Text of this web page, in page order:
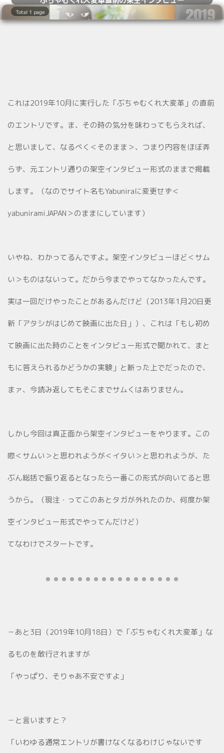
2019
10.15
Total 1 page
これは2019年10月に実行した「ぶちゃむくれ大変革」の直前
のエントリです。ま、その時の気分を味わってもらえれば、
と思いまして、なるべく＜そのまま＞、つまり内容をほぼ弄
らず、元エントリ通りの架空インタビュー形式のままで掲載
します。（なのでサイト名もYabuniraに変更せず＜
yabuniramiJAPAN＞のままにしています）
いやね、わかってるんですよ。架空インタビューほど＜サム
い＞ものはないって。だから今までやってなかったんです。
実は一回だけやったことがあるんだけど（2013年1月20日更
新「アタシがはじめて映画に出た日」）、これは「もし初め
て映画に出た時のことをインタビュー形式で聞かれて、まと
もに答えられるかどうかの実験」と断った上でだったので、
まァ、今読み返してもそこまでサムくはありません。
しかし今回は真正面から架空インタビューをやります。この
際＜サムい＞と思われようが＜イタい＞と思われようが、た
ぶん総括で振り返るとなったら一番この形式が向いてると思
うから。（現注・ってこのあとタガが外れたのか、何度か架
空インタビュー形式でやってんだけど）
てなわけでスタートです。
－あと3日（2019年10月18日）で「ぶちゃむくれ大変革」な
るものを敢行されますが
「やっぱり、そりゃあ不安ですよ」
－と言いますと？
「いわゆる通常エントリが書けなくなるわけじゃないです